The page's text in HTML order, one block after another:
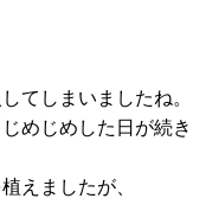
てしまいましたね。
じめじめした日が続き
えましたが、